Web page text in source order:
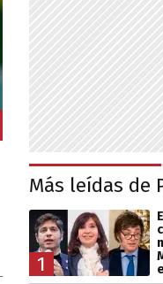
Más leídas de
1